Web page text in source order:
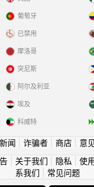
葡萄牙
已禁用
摩洛哥
突尼斯
阿尔及利亚
埃及
科威特
新闻 诈骗者| 商店| 意
| 关于我们 隐私 使
系我们
常见问题